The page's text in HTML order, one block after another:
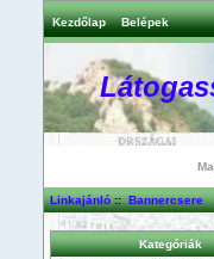
Kezdőlap Belépek
Linkajánló::Bannercsere
Kategóriák